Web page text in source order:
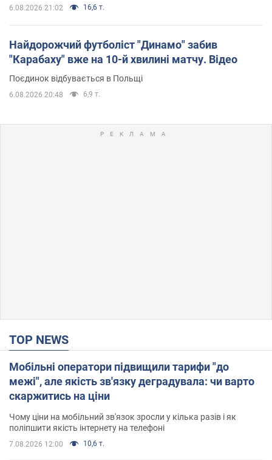
6.08.2026 21:02 16,6 т.
Найдорожчий футболіст "Динамо" забив
"Карабаху" вже на 10-й хвилині матчу. Відео
Поєдинок відбувається в Польщі
6.08.2026 20:48 6,9 т.
TOP NEWS
Мобільні оператори підвищили тарифи "до
межі", але якість зв'язку деградувала: чи варто
скаржитись на ціни
Чому ціни на мобільний зв'язок зросли у кілька разів і як
поліпшити якість інтернету на телефоні
7.08.2026 12:00 10,6 т.